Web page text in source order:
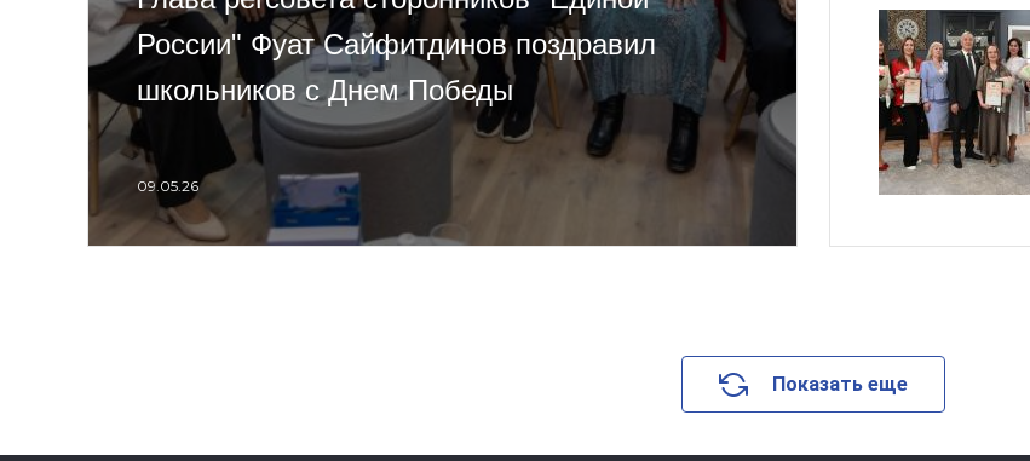
России" Фуат Сайфитдинов поздравил
школьников с Днем Победы
09.05.26
Показать еще